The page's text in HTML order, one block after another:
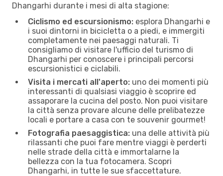
Dhangarhi durante i mesi di alta stagione:
Ciclismo ed escursionismo: esplora Dhangarhi e
i suoi dintorni in bicicletta o a piedi, e immergiti
completamente nei paesaggi naturali. Ti
consigliamo di visitare l'ufficio del turismo di
Dhangarhi per conoscere i principali percorsi
escursionistici e ciclabili.
Visita i mercati all'aperto: uno dei momenti più
interessanti di qualsiasi viaggio è scoprire ed
assaporare la cucina del posto. Non puoi visitare
la città senza provare alcune delle prelibatezze
locali e portare a casa con te souvenir gourmet!
Fotografia paesaggistica: una delle attività più
rilassanti che puoi fare mentre viaggi è perderti
nelle strade della città e immortalarne la
bellezza con la tua fotocamera. Scopri
Dhangarhi, in tutte le sue sfaccettature.